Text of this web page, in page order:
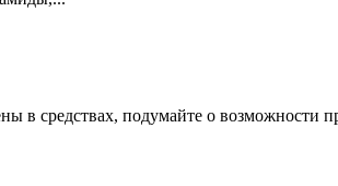
в средствах, подумайте о возможности